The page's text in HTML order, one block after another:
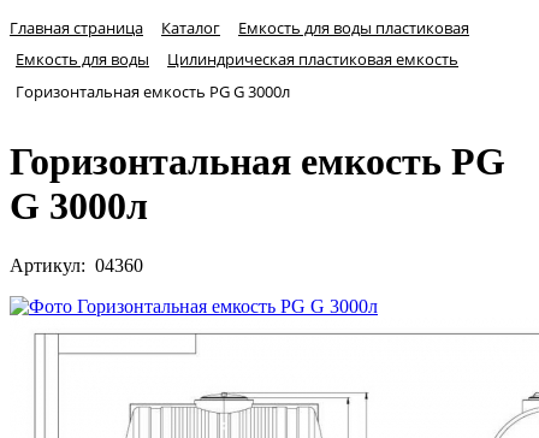
Главная страница Каталог
Емкость для воды пластиковая
Емкость для воды
Цилиндрическая пластиковая емкость
Горизонтальная емкость PG G 3000л
Горизонтальная емкость PG
G 3000л
Артикул: 04360